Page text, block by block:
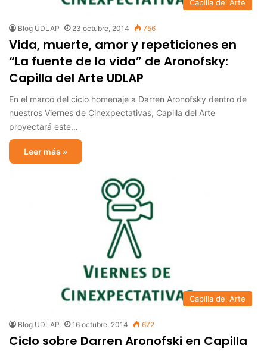
Capilla del Arte
Blog UDLAP 23 octubre, 2014 756
Vida, muerte, amor y repeticiones en
“La fuente de la vida” de Aronofsky:
Capilla del Arte UDLAP
En el marco del ciclo homenaje a Darren Aronofsky dentro de
nuestros Viernes de Cinexpectativas, Capilla del Arte
proyectará este…
Leer más »
Capilla del Arte
Blog UDLAP 16 octubre, 2014 672
Ciclo sobre Darren Aronofski en Capilla